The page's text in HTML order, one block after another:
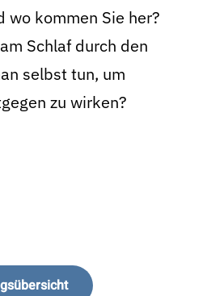
wo kommen Sie her?
Schlaf durch den
selbst tun, um
zu wirken?